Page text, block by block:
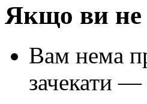
Якщо ви не
Вам нема
зачекати —